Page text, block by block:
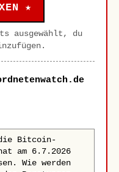
★
ausgewählt, du